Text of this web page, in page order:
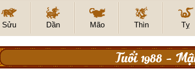
Sửu Dần Mão Thìn Tỵ
Tuổi 1988 -